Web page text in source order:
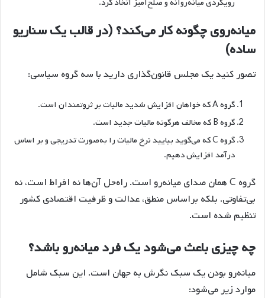
میانه‌روی چگونه کار می‌کند؟ (در قالب یک سناریو
ساده)
تصور کنید یک مجلس قانون‌گذاری دارید با سه گروه سیاسی:
گروه A که خواهان افزایش شدید مالیات بر ثروتمندان است.
گروه B که مخالف هرگونه مالیات جدید است.
گروه C که می‌گوید بیایید نرخ مالیات را به‌صورت تدریجی و بر اساس
درآمد افزایش دهیم.
گروه C همان صدای میانه‌رو است. راه‌حل آن‌ها نه افراط است، نه
بی‌تفاوتی. بلکه براساس منطق، عدالت و ظرفیت اقتصادی کشور
تنظیم شده است.
چه چیزی باعث می‌شود یک فرد میانه‌رو باشد؟
میانه‌رو بودن یک سبک نگرش به جهان است. این سبک شامل
موارد زیر می‌شود: